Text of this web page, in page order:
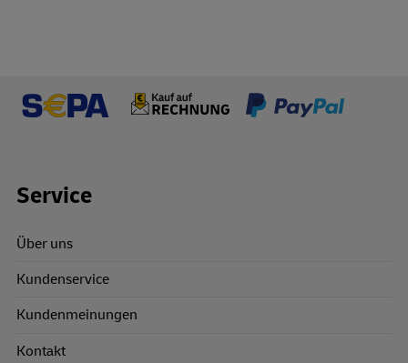
Footer Links
Service
Über uns
Kundenservice
Kundenmeinungen
Kontakt